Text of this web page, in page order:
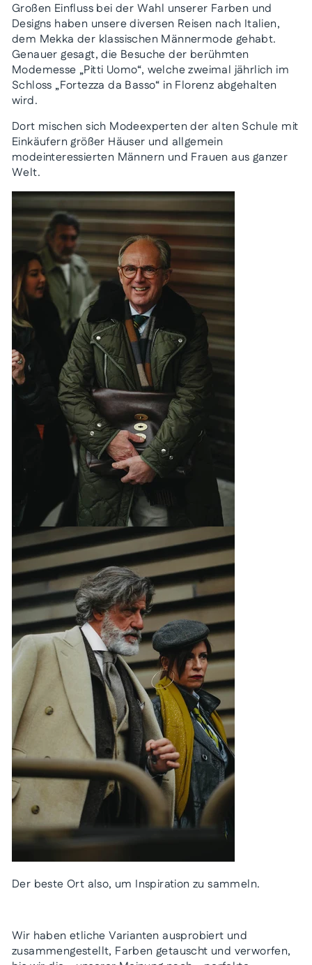
Großen Einfluss bei der Wahl unserer Farben und
Designs haben unsere diversen Reisen nach Italien,
dem Mekka der klassischen Männermode gehabt.
Genauer gesagt, die Besuche der berühmten
Modemesse „Pitti Uomo“, welche zweimal jährlich im
Schloss „Fortezza da Basso“ in Florenz abgehalten
wird.
Dort mischen sich Modeexperten der alten Schule mit
Einkäufern größer Häuser und allgemein
modeinteressierten Männern und Frauen aus ganzer
Welt.
Der beste Ort also, um Inspiration zu sammeln.
Wir haben etliche Varianten ausprobiert und
zusammengestellt, Farben getauscht und verworfen,